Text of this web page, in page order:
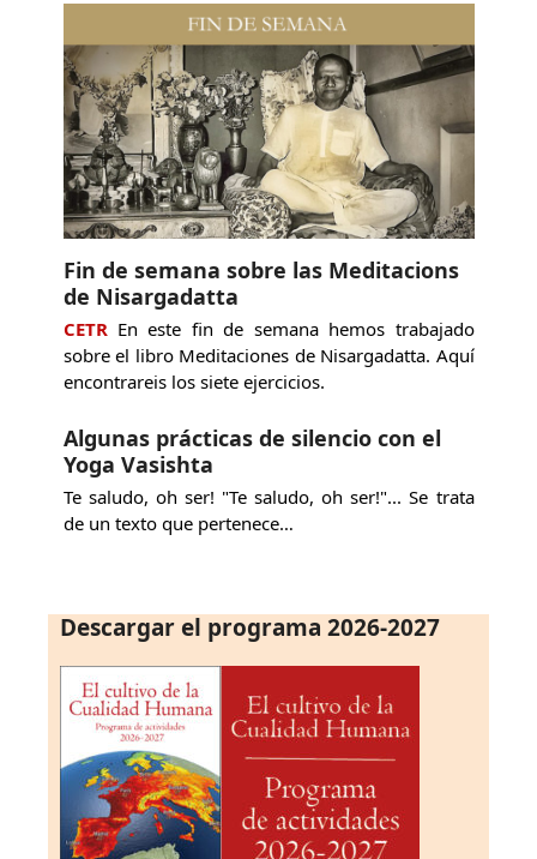
Fin de semana sobre las Meditacions
de Nisargadatta
CETR En este fin de semana hemos trabajado
sobre el libro Meditaciones de Nisargadatta. Aquí
encontrareis los siete ejercicios.
Algunas prácticas de silencio con el
Yoga Vasishta
Te saludo, oh ser! "Te saludo, oh ser!"... Se trata
de un texto que pertenece…
Descargar el programa 2026-2027